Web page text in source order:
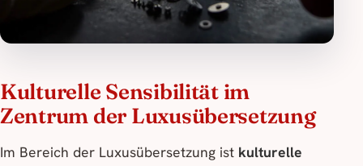
Kulturelle Sensibilität im
Zentrum der Luxusübersetzung
Im Bereich der Luxusübersetzung ist kulturelle